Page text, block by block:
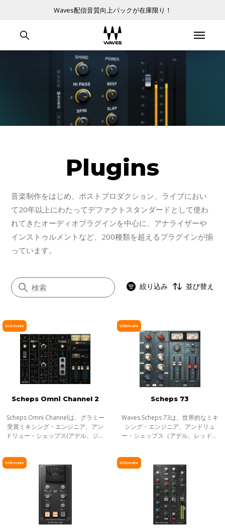
Waves配信音質向上パックが在庫限り！
Plugins
音楽制作をはじめ、ポストプロダクション、ライブにおい
て20年以上にわたってデファクトスタンダードとして使わ
れてきたオーディオプラグインを中心に、アナライザーや
インストゥルメントなど、200種類を超えるプラグインが揃
っています。
すべて
イコライザー
ダイナミクス
マスタリング
サチュレーション／ディストーション
モジュレーション
ピッチ／タイムシフト
ディレイ／リバーブ
エフェクト
インストゥルメント
ギター／ベース
絞り込み 並び替え
Ultimate
Scheps Omni Channel 2
Scheps Omni Channelは、グラミー
受賞ミキシング・エンジニア、アン
ドリュー・シェップス(アデル、ジェ
トリップ・プラグインです。Andrew
自身が長年
Ultimate
Scheps 73
Waves Scheps 73は、世界的なミキ
シング・エンジニア、アンドリュ
ー・シェップス（アデル、レッド・
タリカ、ジェイZ）と共同開発され
た、クラシ
Ultimate Ultimate